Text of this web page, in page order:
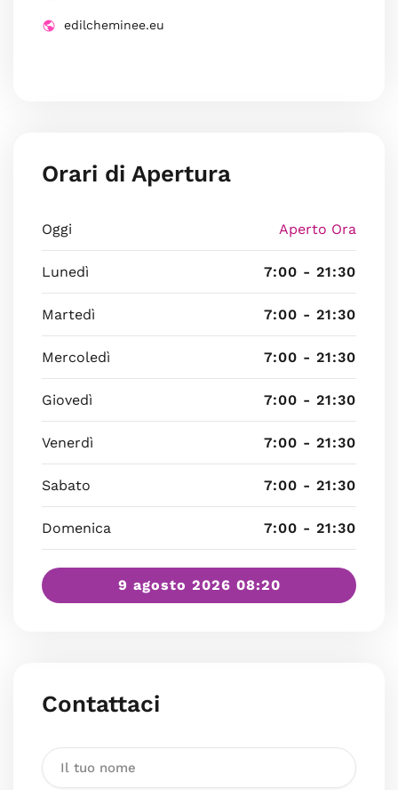
edilcheminee.eu
Orari di Apertura
Oggi Aperto Ora
Lunedì 7:00 - 21:30
Martedì 7:00 - 21:30
Mercoledì 7:00 - 21:30
Giovedì 7:00 - 21:30
Venerdì 7:00 - 21:30
Sabato 7:00 - 21:30
Domenica 7:00 - 21:30
9 agosto 2026 08:20
Contattaci